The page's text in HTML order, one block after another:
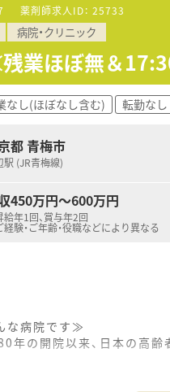
薬剤師求人ID： 25733
病院・クリニック
残業ほぼ無＆
なし(ほぼなし含む) 転勤なし
都 青梅市
駅 (JR青梅線)
450万円～600万円
年1回、賞与年2回
験・ご年齢・役職などにより異なる
な病院です≫
年の開院以来、日本の高齢